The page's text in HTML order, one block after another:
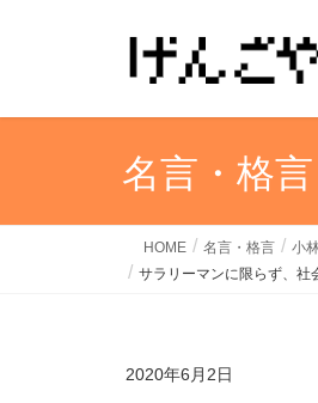
名言・格言
HOME 名言・格言
小
サラリーマンに限らず、社
2020年6月2日